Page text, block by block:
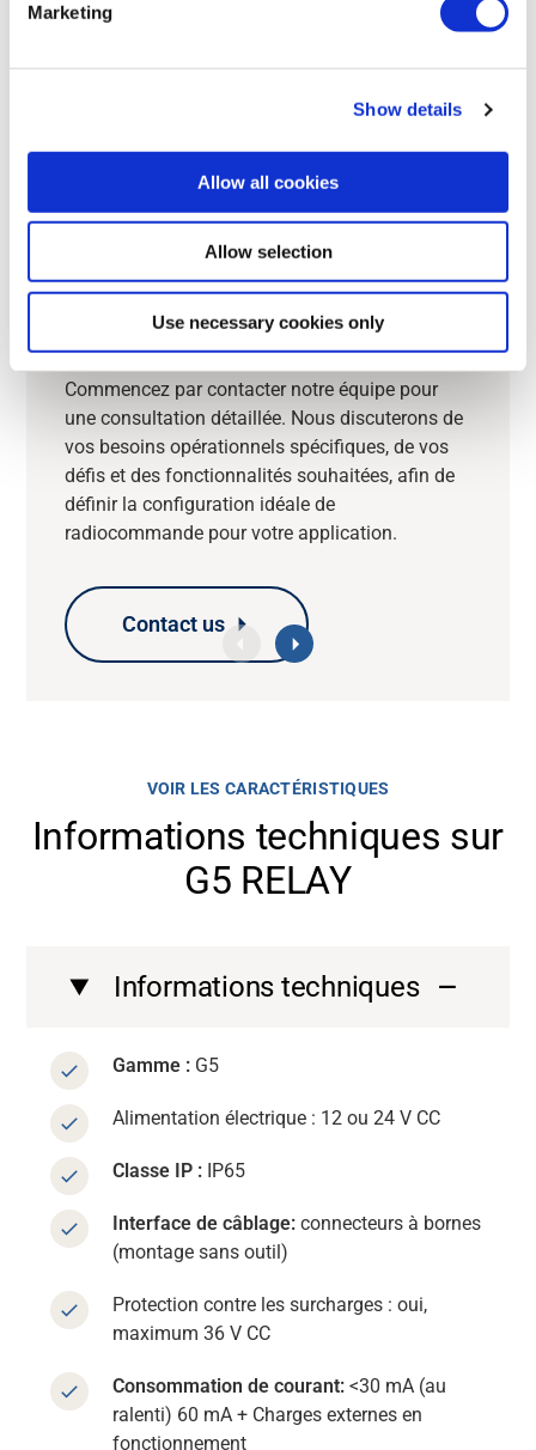
Marketing
Show details
Allow all cookies
Allow selection
Use necessary cookies only
ÉTAPE 1 – CONSULTATION
Comprendre vos exigences
uniques
Commencez par contacter notre équipe pour
une consultation détaillée. Nous discuterons de
vos besoins opérationnels spécifiques, de vos
défis et des fonctionnalités souhaitées, afin de
définir la configuration idéale de
radiocommande pour votre application.
Contact us
VOIR LES CARACTÉRISTIQUES
Informations techniques sur
G5 RELAY
Informations techniques
Gamme : G5
Alimentation électrique : 12 ou 24 V CC
Classe IP : IP65
Interface de câblage: connecteurs à bornes
(montage sans outil)
Protection contre les surcharges : oui,
maximum 36 V CC
Consommation de courant: <30 mA (au
ralenti) 60 mA + Charges externes en
fonctionnement